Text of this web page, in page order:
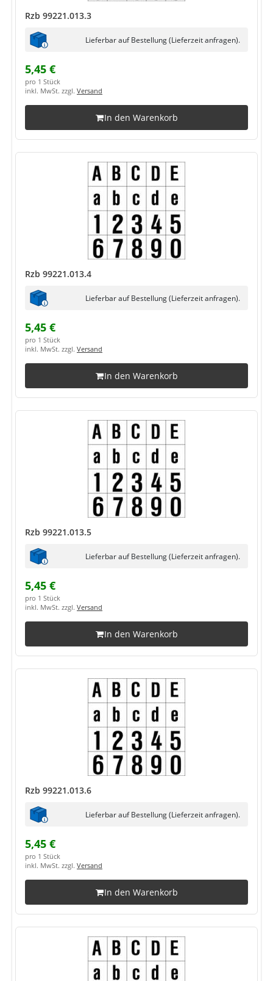
Rzb 99221.013.3
Lieferbar auf Bestellung (Lieferzeit anfragen).
5,45 €
pro 1 Stück
inkl. MwSt. zzgl. Versand
In den Warenkorb
Rzb 99221.013.4
Lieferbar auf Bestellung (Lieferzeit anfragen).
5,45 €
pro 1 Stück
inkl. MwSt. zzgl. Versand
In den Warenkorb
Rzb 99221.013.5
Lieferbar auf Bestellung (Lieferzeit anfragen).
5,45 €
pro 1 Stück
inkl. MwSt. zzgl. Versand
In den Warenkorb
Rzb 99221.013.6
Lieferbar auf Bestellung (Lieferzeit anfragen).
5,45 €
pro 1 Stück
inkl. MwSt. zzgl. Versand
In den Warenkorb